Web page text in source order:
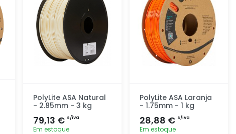
PolyLite ASA Natural
- 2.85mm - 3 kg
79,13 € s/iva
Em estoque
PolyLite ASA Laranja
- 1.75mm - 1 kg
28,88 € s/iva
Em estoque